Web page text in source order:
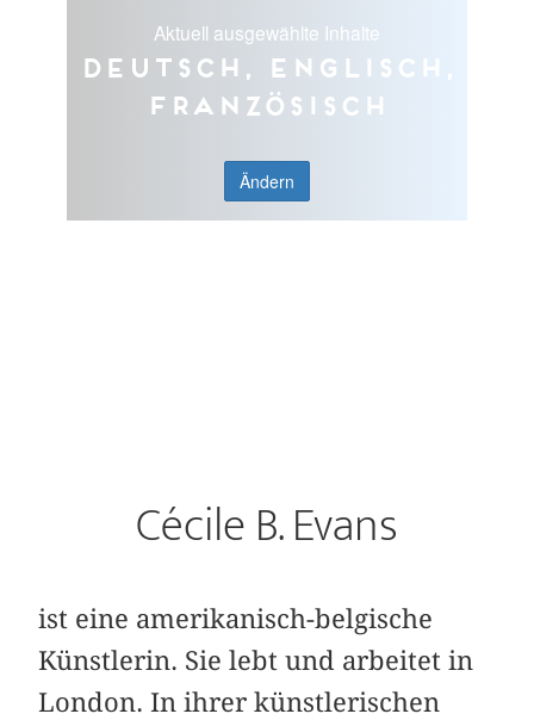
Aktuell ausgewählte Inhalte
Deutsch, Englisch,
Französisch
Ändern
Cécile B. Evans
ist eine amerikanisch-belgische
Künstlerin. Sie lebt und arbeitet in
London. In ihrer künstlerischen